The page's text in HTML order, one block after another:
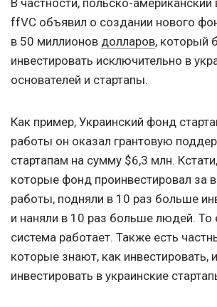
В частности, польско-
ffVC объявил о создании нового
в 50 миллионов долларов, который
инвестировать исключительно в
основателей и стартапы.
Как пример, Украинский фонд
работы он оказал грантовую
стартапам на сумму $6,3 млн.
которые фонд проинвестировал за
работы, подняли в 10 раз больше
и наняли в 10 раз больше людей. То
система работает. Также есть
которые знают, как инвестировать,
инвестировать в украинские